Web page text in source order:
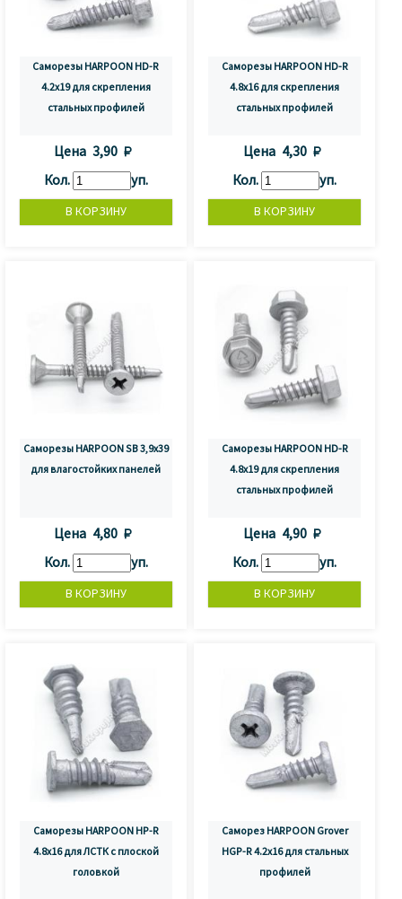
Саморезы HARPOON HD-R
4.2x19 для скрепления
стальных профилей
Цена 3,90 
Кол.
уп.
Саморезы HARPOON HD-R
4.8x16 для скрепления
стальных профилей
Цена 4,30 
Кол.
уп.
Саморезы HARPOON SB 3,9х39
для влагостойких панелей
Цена 4,80 
Кол.
уп.
Саморезы HARPOON HD-R
4.8x19 для скрепления
стальных профилей
Цена 4,90 
Кол.
уп.
Саморезы HARPOON HP-R
4.8х16 для ЛСТК с плоской
головкой
Саморез HARPOON Grover
HGP-R 4.2х16 для стальных
профилей